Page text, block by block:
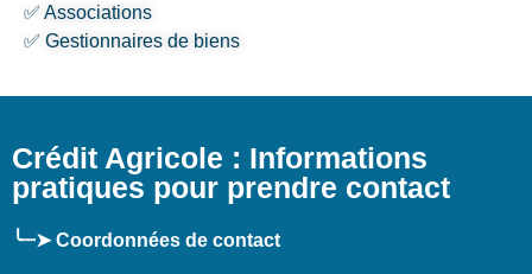
✅ Associations
✅ Gestionnaires de biens
Crédit Agricole : Informations
pratiques pour prendre contact
╰┈➤ Coordonnées de contact